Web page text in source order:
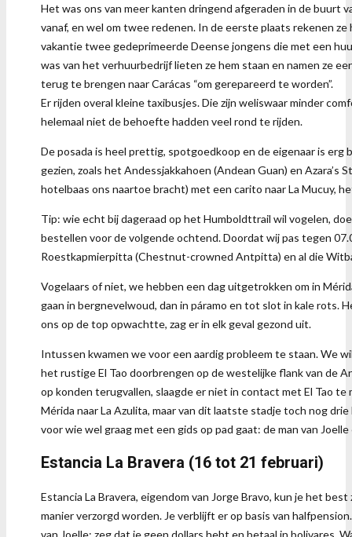
Het was ons van meer kanten dringend afgeraden in de buurt
vanaf, en wel om twee redenen. In de eerste plaats rekenen
vakantie twee gedeprimeerde Deense jongens die met een
was van het verhuurbedrijf lieten ze hem staan en namen ze
terug te brengen naar Carácas “om gerepareerd te worden”.
Er rijden overal kleine taxibusjes. Die zijn weliswaar minder
helemaal niet de behoefte hadden veel rond te rijden.
De posada is heel prettig, spotgoedkoop en de eigenaar is erg
gezien, zoals het Andessjakkahoen (Andean Guan) en
hotelbaas ons naartoe bracht) met een carito naar La Mucuy,
Tip: wie echt bij dageraad op het Humboldttrail wil vogelen,
bestellen voor de volgende ochtend. Doordat wij pas tegen
Roestkapmierpitta (Chestnut-crowned Antpitta) en al die
Vogelaars of niet, we hebben een dag uitgetrokken om in
gaan in bergnevelwoud, dan in páramo en tot slot in kale rots.
ons op de top opwachtte, zag er in elk geval gezond uit.
Intussen kwamen we voor een aardig probleem te staan. We
het rustige El Tao doorbrengen op de westelijke flank van de
op konden terugvallen, slaagde er niet in contact met El Tao te
Mérida naar La Azulita, maar van dit laatste stadje toch nog
voor wie wel graag met een gids op pad gaat: de man van
Estancia La Bravera (16 tot 21 februari)
Estancia La Bravera, eigendom van Jorge Bravo, kun je het
manier verzorgd worden. Je verblijft er op basis van
van Joelle: zeg dat je geen dollars hebt en betaal in bolivares.